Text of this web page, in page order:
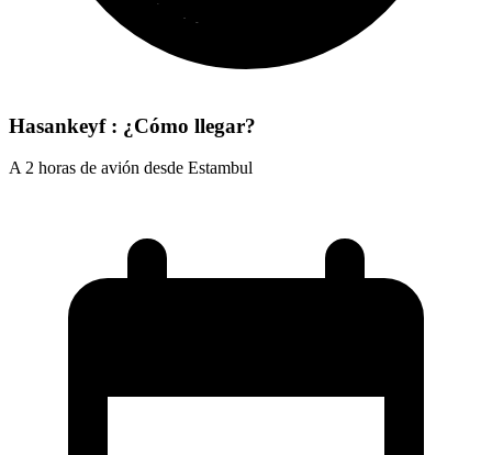
Hasankeyf : ¿Cómo llegar?
A 2 horas de avión desde Estambul